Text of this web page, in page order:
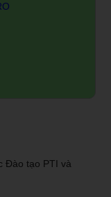
Đào tạo PTI và